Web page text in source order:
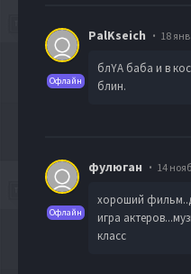
Офлайн
PalKseich 18
блYA баба и в
блин.
Офлайн
фулюган 14
хороший
игра
класс